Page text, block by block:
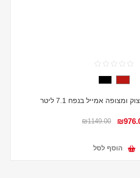
ומצופה אמייל בנפח 7.1 ליטר
₪1149.00
הוסף לסל